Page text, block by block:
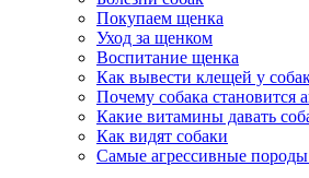
Покупаем щенка
Уход за щенком
Воспитание щенка
Как вывести клещей у
Почему собака становится
Какие витамины давать
Как видят собаки
Самые агрессивные породы